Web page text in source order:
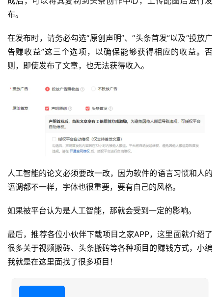
布。
在发布时，请务必勾选“原创声明”、“头条首发”以及“投放广
告赚收益”这三个选项，以确保能够获得相应的收益。否
则，即使发布了文章，也无法获得收入。
人工智能的论文必须要改一改，因为软件的语言习惯和人的
语调都不一样，字体也很重要，要有自己的风格。
如果被平台认为是人工智能，那就会受到一定的影响。
最后，推荐各位小伙伴下载项目之家APP，这里面就介绍了
很多关于视频搬砖、头条搬砖等各种项目的赚钱方式，小编
我就是在这里面找了很多项目！